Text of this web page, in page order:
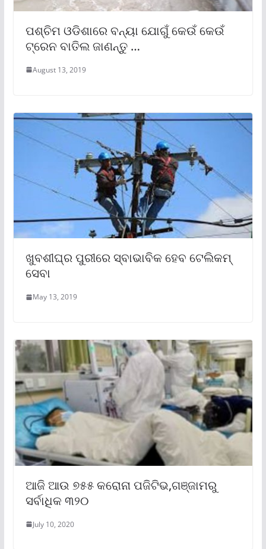
ପଶ୍ଚିମ ଓଡିଶାରେ ବନ୍ୟା ଯୋଗୁଁ କେଉଁ କେଉଁ
ଟ୍ରେନ ବାତିଲ ଜାଣନ୍ତୁ …
August 13, 2019
ଖୁବଶୀଘ୍ର ପୁରୀରେ ସ୍ବାଭାବିକ ହେବ ଟେଲିକମ୍
ସେବା
May 13, 2019
ଆଜି ଆଉ ୭୫୫ କରୋନା ପଜିଟିଭ,ଗଞ୍ଜାମରୁ
ସର୍ବାଧିକ ୩୨୦
July 10, 2020